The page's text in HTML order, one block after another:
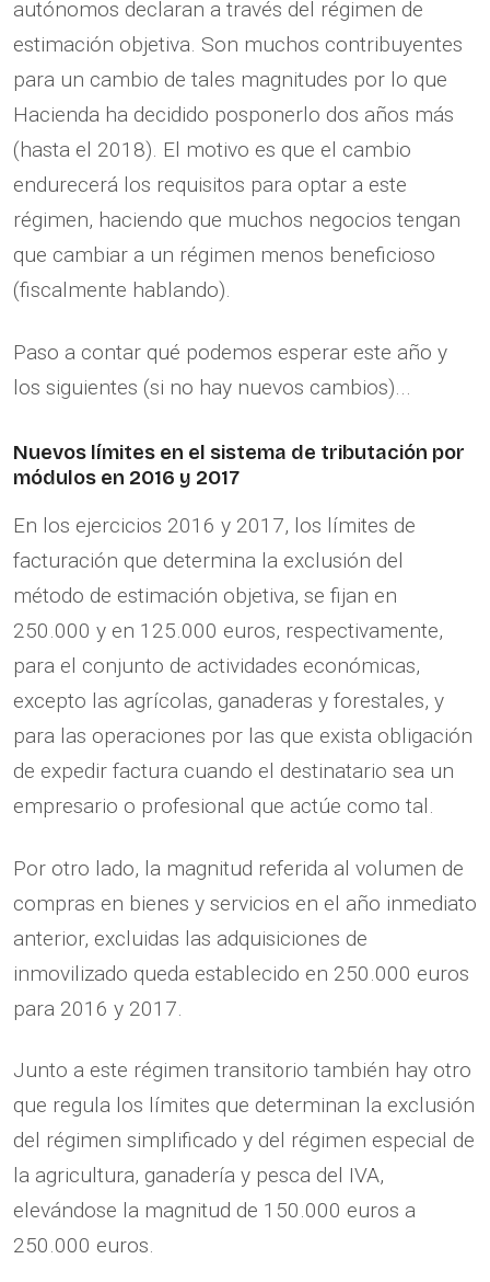
autónomos declaran a través del régimen de
estimación objetiva. Son muchos contribuyentes
para un cambio de tales magnitudes por lo que
Hacienda ha decidido posponerlo dos años más
(hasta el 2018). El motivo es que el cambio
endurecerá los requisitos para optar a este
régimen, haciendo que muchos negocios tengan
que cambiar a un régimen menos beneficioso
(fiscalmente hablando).
Paso a contar qué podemos esperar este año y
los siguientes (si no hay nuevos cambios)...
Nuevos límites en el sistema de tributación por
módulos en 2016 y 2017
En los ejercicios 2016 y 2017, los límites de
facturación que determina la exclusión del
método de estimación objetiva, se fijan en
250.000 y en 125.000 euros, respectivamente,
para el conjunto de actividades económicas,
excepto las agrícolas, ganaderas y forestales, y
para las operaciones por las que exista obligación
de expedir factura cuando el destinatario sea un
empresario o profesional que actúe como tal.
Por otro lado, la magnitud referida al volumen de
compras en bienes y servicios en el año inmediato
anterior, excluidas las adquisiciones de
inmovilizado queda establecido en 250.000 euros
para 2016 y 2017.
Junto a este régimen transitorio también hay otro
que regula los límites que determinan la exclusión
del régimen simplificado y del régimen especial de
la agricultura, ganadería y pesca del IVA,
elevándose la magnitud de 150.000 euros a
250.000 euros.